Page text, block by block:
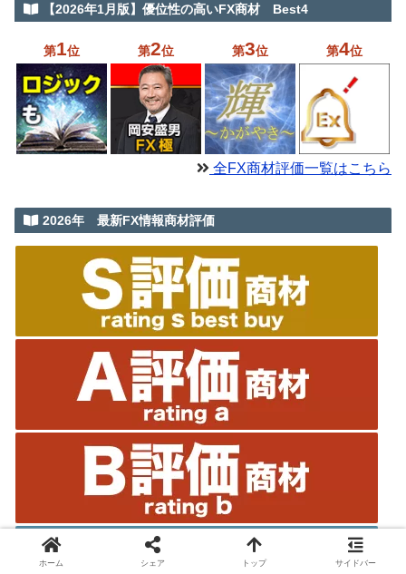
【2026年1月版】優位性の高いFX商材 Best4
第1位 第2位 第3位 第4位
全FX商材評価一覧はこちら
2026年 最新FX情報商材評価
ホーム シェア トップ サイドバー